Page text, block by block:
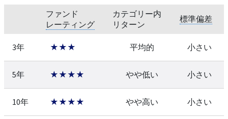
ファンド
レーティング
カテゴリー内
リターン
標準偏差
3年 ★★★ 平均的 小さい
5年 ★★★★ やや低い 小さい
10年 ★★★★ やや高い 小さい